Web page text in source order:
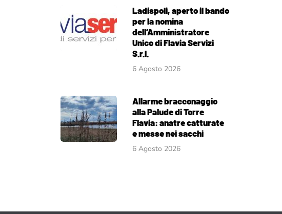
Ladispoli, aperto il bando
per la nomina
dell’Amministratore
Unico di Flavia Servizi
S.r.l.
6 Agosto 2026
Allarme bracconaggio
alla Palude di Torre
Flavia: anatre catturate
e messe nei sacchi
6 Agosto 2026